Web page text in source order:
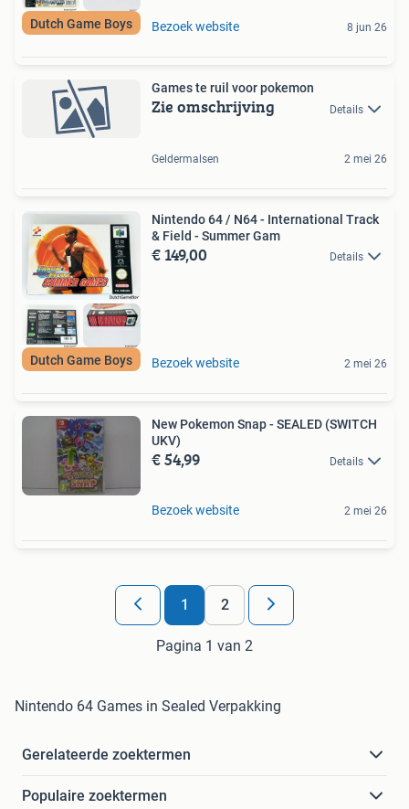
Dutch Game Boys Bezoek website 8 jun 26
Games te ruil voor pokemon
Zie omschrijving Details
Geldermalsen 2 mei 26
Dutch Game Boys
Nintendo 64 / N64 - International Track
& Field - Summer Gam
€ 149,00 Details
Bezoek website 2 mei 26
New Pokemon Snap - SEALED (SWITCH
UKV)
€ 54,99 Details
Bezoek website 2 mei 26
1 2
Pagina 1 van 2
Nintendo 64 Games in Sealed Verpakking
Gerelateerde zoektermen
Populaire zoektermen